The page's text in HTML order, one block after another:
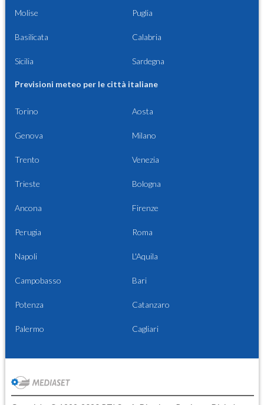
Molise Puglia
Basilicata Calabria
Sicilia Sardegna
Previsioni meteo per le città italiane
Torino Aosta
Genova Milano
Trento Venezia
Trieste Bologna
Ancona Firenze
Perugia Roma
Napoli L'Aquila
Campobasso Bari
Potenza Catanzaro
Palermo Cagliari